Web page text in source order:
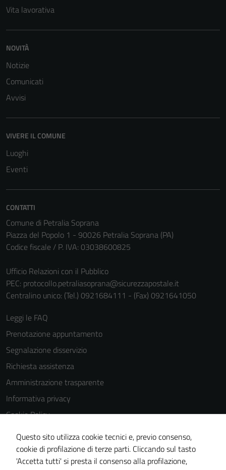
Vita lavorativa
NOVITÀ
Notizie
Comunicati
Avvisi
VIVERE IL COMUNE
Luoghi
Eventi
CONTATTI
Comune di Petralia Soprana
Piazza del Popolo 1 - 90026 Petralia Soprana (PA)
Codice fiscale / P. IVA: 03038600825
Ufficio Relazioni con il Pubblico
PEC: protocollo.petraliasoprana@sicurezzapostale.it
Centralino unico: (Tel.) 0921684111 - (Fax) 0921641050
Leggi le FAQ
Prenotazione appuntamento
Segnalazione disservizio
Richiesta assistenza
Amministrazione trasparente
Informativa privacy
Cookie Policy
Note legali
Dichiarazione di accessibilità
Obiettivi di accessiblità
Questo sito utilizza cookie tecnici e, previo consenso,
cookie di profilazione di terze parti. Cliccando sul tasto
'Accetta tutti' si presta il consenso alla profilazione,
funzionamento